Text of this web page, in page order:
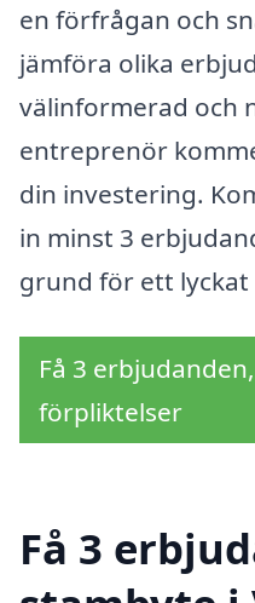
en förfrågan och
jämföra olika
välinformerad och
entreprenör
din investering.
in minst 3
grund för ett lyckat
Få 3
förpliktelser
Få 3